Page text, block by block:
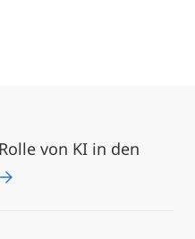
von KI in den